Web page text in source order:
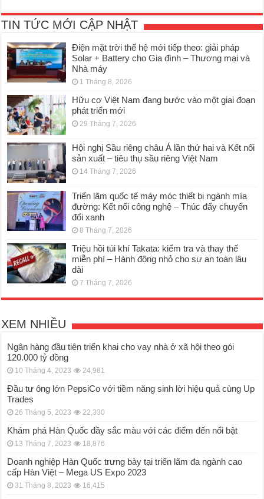
TIN TỨC MỚI CẬP NHẬT
Điện mặt trời thế hệ mới tiếp theo: giải pháp
Solar + Battery cho Gia đình – Thương mại và
Nhà máy
1 Tháng 8, 2026
Hữu cơ Việt Nam đang bước vào một giai đoạn
phát triển mới
29 Tháng 7, 2026
Hội nghị Sầu riêng châu Á lần thứ hai và Kết nối
sản xuất – tiêu thụ sầu riêng Việt Nam
14 Tháng 7, 2026
Triển lãm quốc tế máy móc thiết bị ngành mía
đường: Kết nối công nghệ – Thúc đẩy chuyển
đổi xanh
8 Tháng 7, 2026
Triệu hồi túi khí Takata: kiểm tra và thay thế
miễn phí – Hành động nhỏ cho sự an toàn lâu
dài
7 Tháng 7, 2026
XEM NHIỀU
Ngân hàng đầu tiên triển khai cho vay nhà ở xã hội theo gói
120.000 tỷ đồng
10 Tháng 4, 2023 24,981
Đầu tư ông lớn PepsiCo với tiềm năng sinh lời hiệu quả cùng Up
Trades
26 Tháng 5, 2023 22,330
Khám phá Hàn Quốc đầy sắc màu với các điểm đến nổi bật
13 Tháng 7, 2023 18,876
Doanh nghiệp Hàn Quốc trưng bày tại triển lãm đa ngành cao
cấp Hàn Việt – Mega US Expo 2023
31 Tháng 8, 2023 16,415